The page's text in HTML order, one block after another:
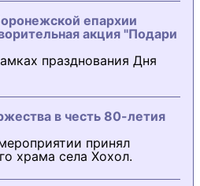
епархии
акция "Подари
празднования Дня
в честь 80-летия
принял
храма села Хохол.